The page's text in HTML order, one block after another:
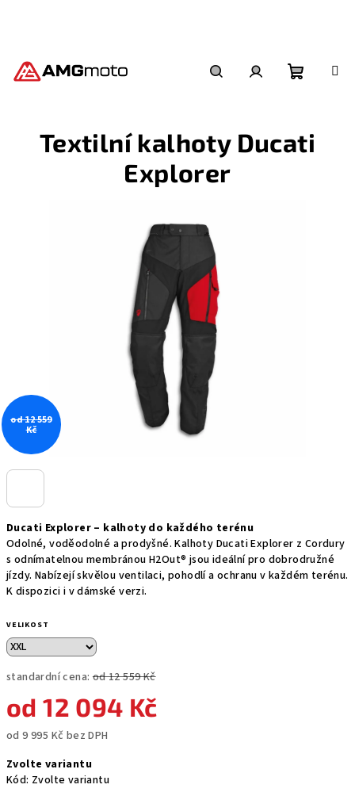
košík
Ducati Explorer – kalhoty do každého terénu
Odolné, voděodolné a prodyšné. Kalhoty Ducati Explorer z Cordury
s odnímatelnou membránou H2Out® jsou ideální pro dobrodružné
jízdy. Nabízejí skvělou ventilaci, pohodlí a ochranu v každém terénu.
K dispozici i v dámské verzi.
VELIKOST
standardní cena: od 12 559 Kč
od12 094 Kč
od9 995 Kč bez DPH
cena:
Zvolte variantu
Kód: Zvolte variantu
Textilní kalhoty Ducati
Explorer
od 12 559
Kč